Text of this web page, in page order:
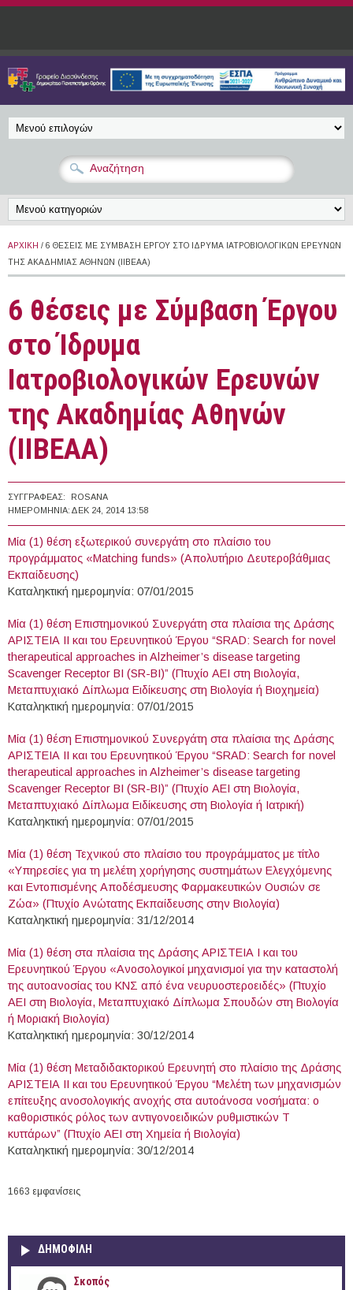
Παράκαμψη προς το κυρίως περιεχόμενο
ΑΡΧΙΚΉ / 6 ΘΈΣΕΙΣ ΜΕ ΣΎΜΒΑΣΗ ΈΡΓΟΥ ΣΤΟ ΊΔΡΥΜΑ ΙΑΤΡΟΒΙΟΛΟΓΙΚΏΝ ΕΡΕΥΝΏΝ
ΤΗΣ ΑΚΑΔΗΜΊΑΣ ΑΘΗΝΏΝ (ΙΙΒΕΑΑ)
6 θέσεις με Σύμβαση Έργου
στο Ίδρυμα
Ιατροβιολογικών Ερευνών
της Ακαδημίας Αθηνών
(ΙΙΒΕΑΑ)
ΣΥΓΓΡΑΦΈΑΣ:
ROSANA
ΗΜΕΡΟΜΗΝΊΑ: ΔΕΚ 24, 2014 13:58
Μία (1) θέση εξωτερικού συνεργάτη στο πλαίσιο του
προγράμματος «Matching funds» (Απολυτήριο Δευτεροβάθμιας
Εκπαίδευσης)
Καταληκτική ημερομηνία: 07/01/2015
Μία (1) θέση Επιστημονικού Συνεργάτη στα πλαίσια της Δράσης
ΑΡΙΣΤΕΙΑ ΙΙ και του Ερευνητικού Έργου “SRAD: Search for novel
therapeutical approaches in Alzheimer’s disease targeting
Scavenger Receptor BI (SR-BI)” (Πτυχίο ΑΕΙ στη Βιολογία,
Μεταπτυχιακό Δίπλωμα Ειδίκευσης στη Βιολογία ή Βιοχημεία)
Καταληκτική ημερομηνία: 07/01/2015
Μία (1) θέση Επιστημονικού Συνεργάτη στα πλαίσια της Δράσης
ΑΡΙΣΤΕΙΑ ΙΙ και του Ερευνητικού Έργου “SRAD: Search for novel
therapeutical approaches in Alzheimer’s disease targeting
Scavenger Receptor BI (SR-BI)” (Πτυχίο ΑΕΙ στη Βιολογία,
Μεταπτυχιακό Δίπλωμα Ειδίκευσης στη Βιολογία ή Ιατρική)
Καταληκτική ημερομηνία: 07/01/2015
Μία (1) θέση Τεχνικού στο πλαίσιο του προγράμματος με τίτλο
«Υπηρεσίες για τη μελέτη χορήγησης συστημάτων Ελεγχόμενης
και Εντοπισμένης Αποδέσμευσης Φαρμακευτικών Ουσιών σε
Ζώα» (Πτυχίο Ανώτατης Εκπαίδευσης στην Βιολογία)
Καταληκτική ημερομηνία: 31/12/2014
Μία (1) θέση στα πλαίσια της Δράσης ΑΡΙΣΤΕΙΑ Ι και του
Ερευνητικού Έργου «Ανοσολογικοί μηχανισμοί για την καταστολή
της αυτοανοσίας του ΚΝΣ από ένα νευρυοστεροειδές» (Πτυχίο
ΑΕΙ στη Βιολογία, Μεταπτυχιακό Δίπλωμα Σπουδών στη Βιολογία
ή Μοριακή Βιολογία)
Καταληκτική ημερομηνία: 30/12/2014
Μία (1) θέση Μεταδιδακτορικού Ερευνητή στο πλαίσιο της Δράσης
ΑΡΙΣΤΕΙΑ ΙΙ και του Ερευνητικού Έργου “Μελέτη των μηχανισμών
επίτευξης ανοσολογικής ανοχής στα αυτοάνοσα νοσήματα: ο
καθοριστικός ρόλος των αντιγονοειδικών ρυθμιστικών Τ
κυττάρων” (Πτυχίο ΑΕΙ στη Χημεία ή Βιολογία)
Καταληκτική ημερομηνία: 30/12/2014
1663 εμφανίσεις
ΔΗΜΟΦΙΛΗ
Σκοπός